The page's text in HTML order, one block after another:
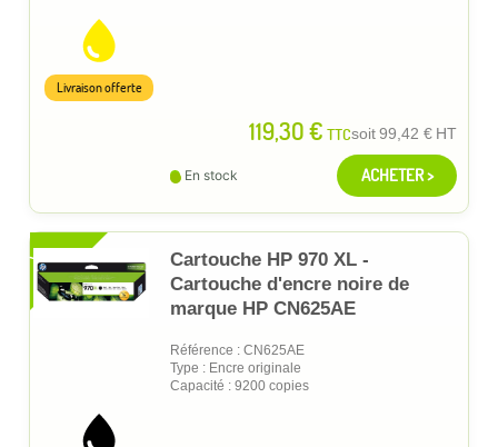
119,30 € TTCsoit99,42 € HT
Livraison offerte
En stock ACHETER >
XL
Cartouche HP 970 XL -
Cartouche d'encre noire de
marque HP CN625AE
Référence : CN625AE
Type : Encre originale
Capacité : 9200 copies